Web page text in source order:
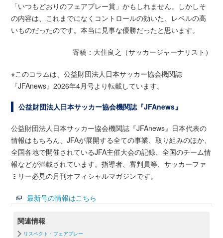
「いつもどおりのフェアプレー賞」かもしれません。しかしそ
の内容は、これまでになくコントロールの効いた、レベルの高
いものだったのです。本当に見事な優勝だったと思います。
寄稿：大住良之（サッカージャーナリスト）
※このコラムは、公益財団法人日本サッカー協会機関誌
『JFAnews』2026年4月号より転載しています。
公益財団法人日本サッカー協会機関誌『JFAnews』
公益財団法人日本サッカー協会機関誌『JFAnews』日本代表の
情報はもちろん、JFAが展開する全ての事業、取り組みのほか、
全国各地で開催されているJFA主催大会の記録、全国のチーム情
報などが満載されています。指導者、審判員等、サッカーファ
ミリー必見の月刊オフィシャルマガジンです。
最新号の情報はこちら
関連情報
リスペクト・フェアプレー